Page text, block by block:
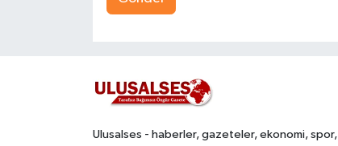
Ulusalses - haberler, gazeteler, ekonomi, spor,